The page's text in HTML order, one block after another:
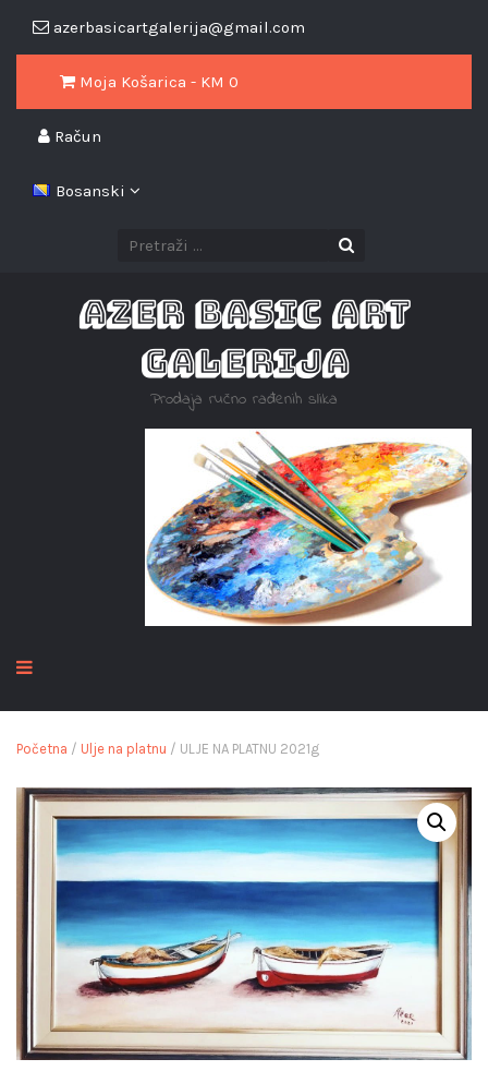
azerbasicartgalerija@gmail.com
Moja Košarica - KM 0
Račun
Bosanski
AZER BASIC ART
GALERIJA
Prodaja ručno rađenih slika
Početna / Ulje na platnu / ULJE NA PLATNU 2021g